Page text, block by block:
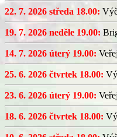
22. 7. 2026 středa 18.00:
19. 7. 2026 neděle 19.00:
14. 7. 2026 úterý 19.00:
25. 6. 2026 čtvrtek 18.00:
23. 6. 2026 úterý 19.00:
18. 6. 2026 čtvrtek 18.00: